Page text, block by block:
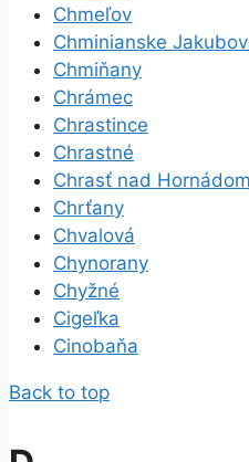
Chmeľov
Chminianske
Chmiňany
Chrámec
Chrastince
Chrastné
Chrasť nad Hornádom
Chrťany
Chvalová
Chynorany
Chyžné
Cigeľka
Cinobaňa
Back to top